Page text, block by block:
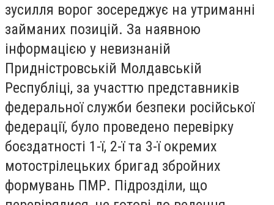
зусилля ворог зосереджує на утриманні
займаних позицій. За наявною
інформацією у невизнаній
Придністровській Молдавській
Республіці, за участтю представників
федеральної служби безпеки російської
федерації, було проведено перевірку
боєздатності 1-ї, 2-ї та 3-ї окремих
мотострілецьких бригад збройних
формувань ПМР. Підрозділи, що